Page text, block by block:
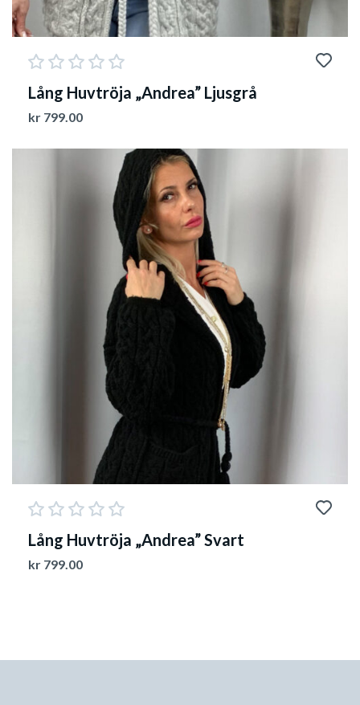
Lång Huvtröja „Andrea” Ljusgrå
kr 799.00
Lång Huvtröja „Andrea” Svart
kr 799.00